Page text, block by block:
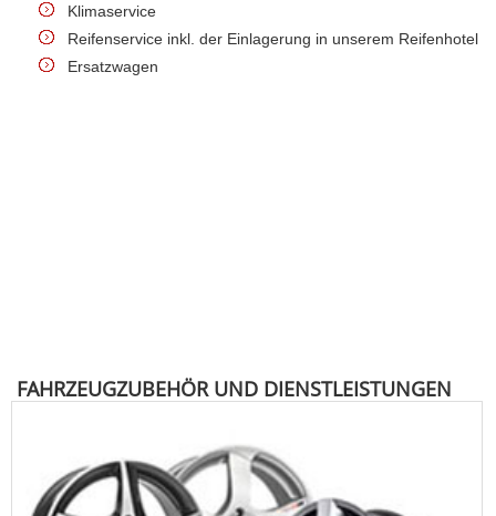
Klimaservice
Reifenservice inkl. der Einlagerung in unserem Reifenhotel
Ersatzwagen
FAHRZEUGZUBEHÖR UND DIENSTLEISTUNGEN